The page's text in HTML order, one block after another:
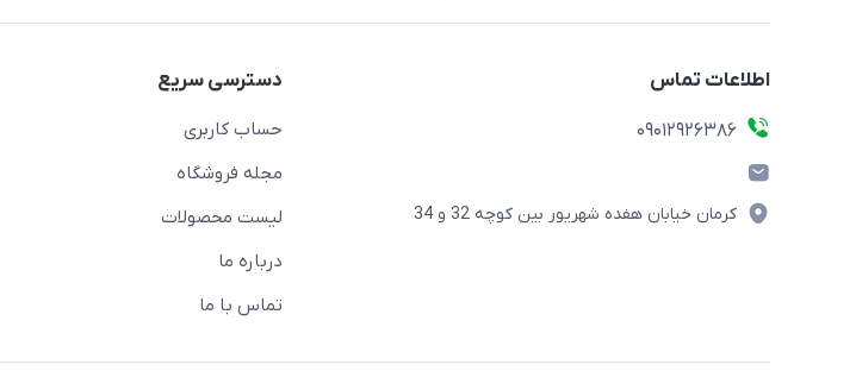
اطلاعات تماس
09012926386
کرمان خیابان هفده شهریور بین کوچه 32 و 34
دسترسی سریع
حساب کاربری
مجله فروشگاه
لیست محصولات
درباره ما
تماس با ما